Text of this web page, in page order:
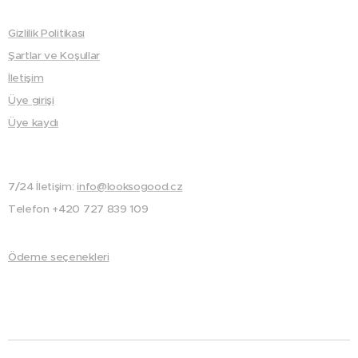
Gizlilik Politikası
Şartlar ve Koşullar
İletişim
Üye girişi
Üye kaydı
7/24 İletişim:info@looksogood.cz
Telefon +420 727 839 109
Ödeme seçenekleri